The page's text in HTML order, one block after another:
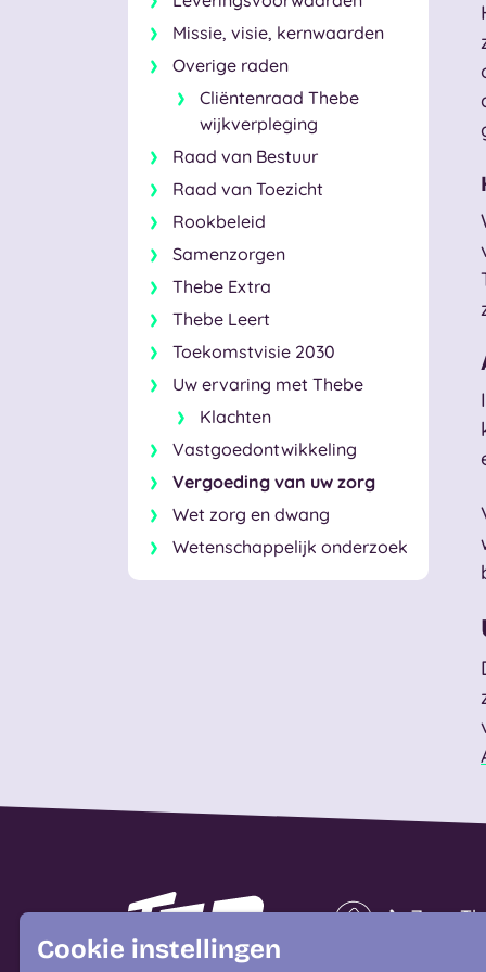
Cookie instellingen
Missie, visie, kernwaarden
Overige raden
Cliëntenraad Thebe
wijkverpleging
Raad van Bestuur
Raad van Toezicht
Rookbeleid
Samenzorgen
Thebe Extra
Thebe Leert
Toekomstvisie 2030
Uw ervaring met Thebe
Klachten
Vastgoedontwikkeling
Vergoeding van uw zorg
Wet zorg en dwang
Wetenschappelijk onderzoek
Naar homepage Zorg